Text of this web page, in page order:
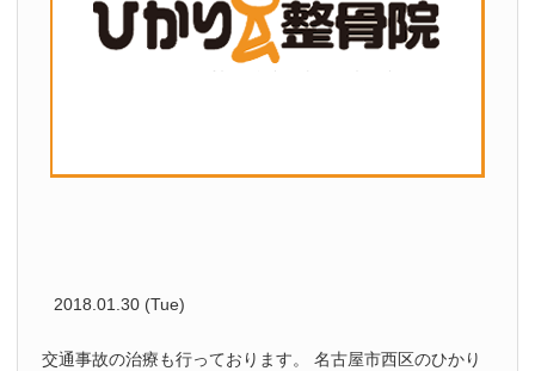
2018.01.30 (Tue)
交通事故の治療も行っております。 名古屋市西区のひかり